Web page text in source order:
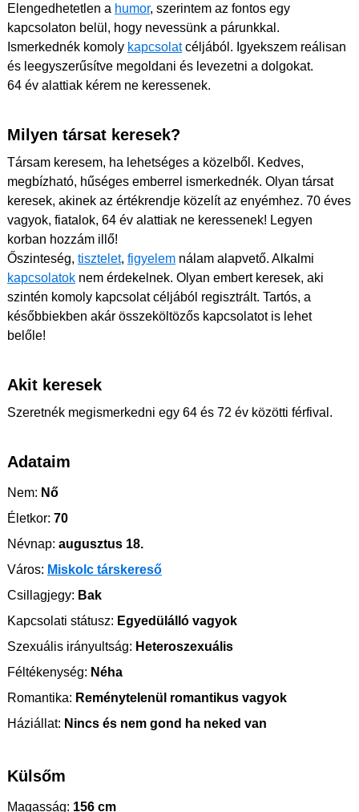
Elengedhetetlen a humor, szerintem az fontos egy
kapcsolaton belül, hogy nevessünk a párunkkal.
Ismerkednék komoly kapcsolatcéljából. Igyekszem reálisan
és leegyszerűsítve megoldani és levezetni a dolgokat.
64 év alattiak kérem ne keressenek.
Milyen társat keresek?
Társam keresem, ha lehetséges a közelből. Kedves,
megbízható, hűséges emberrel ismerkednék. Olyan társat
keresek, akinek az értékrendje közelít az enyémhez. 70 éves
vagyok, fiatalok, 64 év alattiak ne keressenek! Legyen
korban hozzám illő!
Őszinteség, tisztelet, figyelem nálam alapvető. Alkalmi
kapcsolatok nem érdekelnek. Olyan embert keresek, aki
szintén komoly kapcsolat céljából regisztrált. Tartós, a
későbbiekben akár összeköltözős kapcsolatot is lehet
belőle!
Akit keresek
Szeretnék megismerkedni egy 64 és 72 év közötti férfival.
Adataim
Nem: Nő
Életkor: 70
Névnap: augusztus 18.
Város: Miskolc társkereső
Csillagjegy: Bak
Kapcsolati státusz: Egyedülálló vagyok
Szexuális irányultság: Heteroszexuális
Féltékenység: Néha
Romantika: Reménytelenül romantikus vagyok
Háziállat: Nincs és nem gond ha neked van
Külsőm
Magasság: 156 cm